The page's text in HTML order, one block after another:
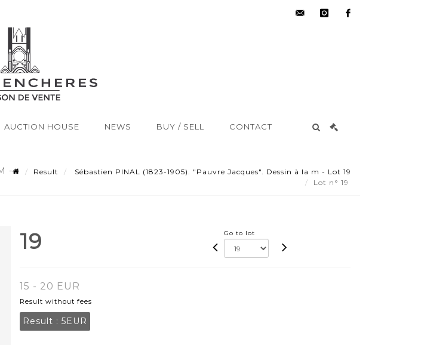
AUCTION HOUSE NEWS BUY / SELL CONTACT
- Result
Sébastien PINAL (1823-1905). "Pauvre Jacques". Dessin à la m - Lot 19
Lot n° 19
19 Go to lot
15 - 20 EUR
Result without fees
Result : 5EUR